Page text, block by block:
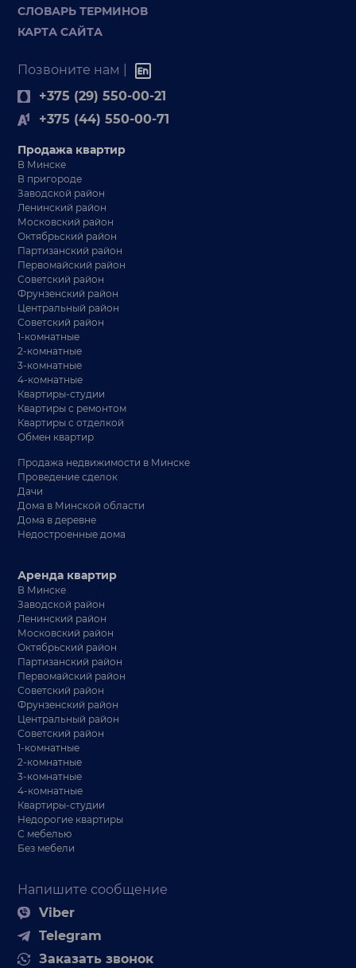
СЛОВАРЬ ТЕРМИНОВ
КАРТА САЙТА
Позвоните нам |
+375 (29) 550-00-21
+375 (44) 550-00-71
Продажа квартир
В Минске
В пригороде
Заводской район
Ленинский район
Московский район
Октябрьский район
Партизанский район
Первомайский район
Советский район
Фрунзенский район
Центральный район
Советский район
1-комнатные
2-комнатные
3-комнатные
4-комнатные
Квартиры-студии
Квартиры с ремонтом
Квартиры с отделкой
Обмен квартир
Продажа недвижимости в Минске
Проведение сделок
Дачи
Дома в Минской области
Дома в деревне
Недостроенные дома
Напишите сообщение
Viber
Telegram
Заказать звонок
Аренда квартир
В Минске
Заводской район
Ленинский район
Московский район
Октябрьский район
Партизанский район
Первомайский район
Советский район
Фрунзенский район
Центральный район
Советский район
1-комнатные
2-комнатные
3-комнатные
4-комнатные
Квартиры-студии
Недорогие квартиры
С мебелью
Без мебели